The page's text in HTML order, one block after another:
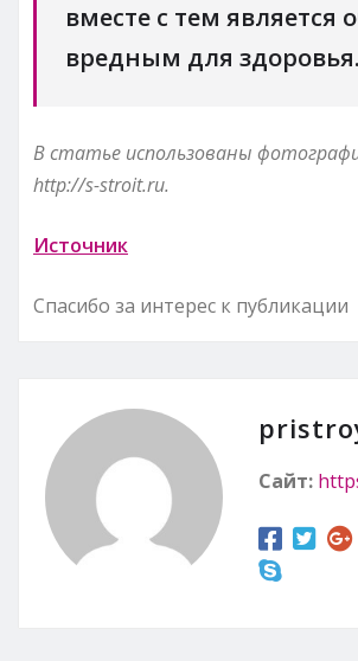
вместе с тем является
вредным для здоровья.
В статье использованы
http://s-stroit.ru.
Источник
Спасибо за интерес к публикации
Сайт: